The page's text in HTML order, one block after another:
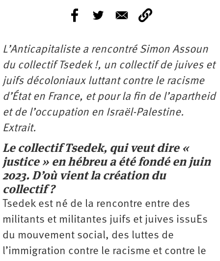
L’Anticapitaliste a rencontré Simon Assoun
du collectif Tsedek !, un collectif de juives et
juifs décoloniaux luttant contre le racisme
d’État en France, et pour la fin de l’apartheid
et de l’occupation en Israël-Palestine.
Extrait.
Le collectif Tsedek, qui veut dire «
justice » en hébreu a été fondé en juin
2023. D’où vient la création du
collectif ?
Tsedek est né de la rencontre entre des
militants et militantes juifs et juives issuEs
du mouvement social, des luttes de
l’immigration contre le racisme et contre le